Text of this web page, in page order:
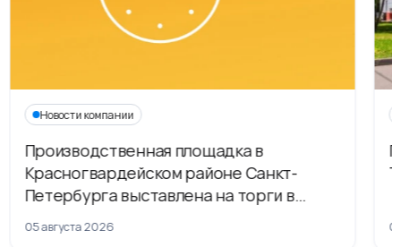
Новости компании
Производственная площадка в
Красногвардейском районе Санкт-
Петербурга выставлена на торги в
рамках приватизации
05 августа 2026